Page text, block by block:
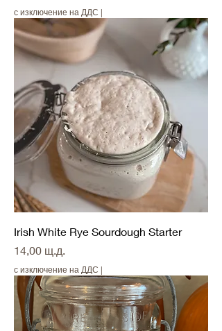
с изключение на ДДС |
Irish White Rye Sourdough Starter
Цена
14,00 щ.д.
с изключение на ДДС |